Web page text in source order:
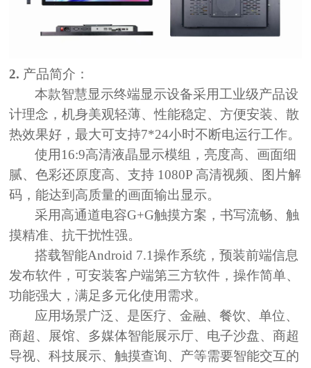
2. 产品简介：
本款智慧显示终端显示设备采用工业级产品设
计理念，机身美观轻薄、性能稳定、方便安装、散
热效果好，最大可支持7*24小时不断电运行工作。
使用16:9高清液晶显示模组，亮度高、画面细
腻、色彩还原度高、支持 1080P 高清视频、图片解
码，能达到高质量的画面输出显示。
采用高通道电容G+G触摸方案，书写流畅、触
摸精准、抗干扰性强。
搭载智能Android 7.1操作系统，预装前端信息
发布软件，可安装客户端第三方软件，操作简单、
功能强大，满足多元化使用需求。
应用场景广泛、是医疗、金融、餐饮、单位、
商超、展馆、多媒体智能展示厅、电子沙盘、商超
导视、科技展示、触摸查询、产等需要智能交互的